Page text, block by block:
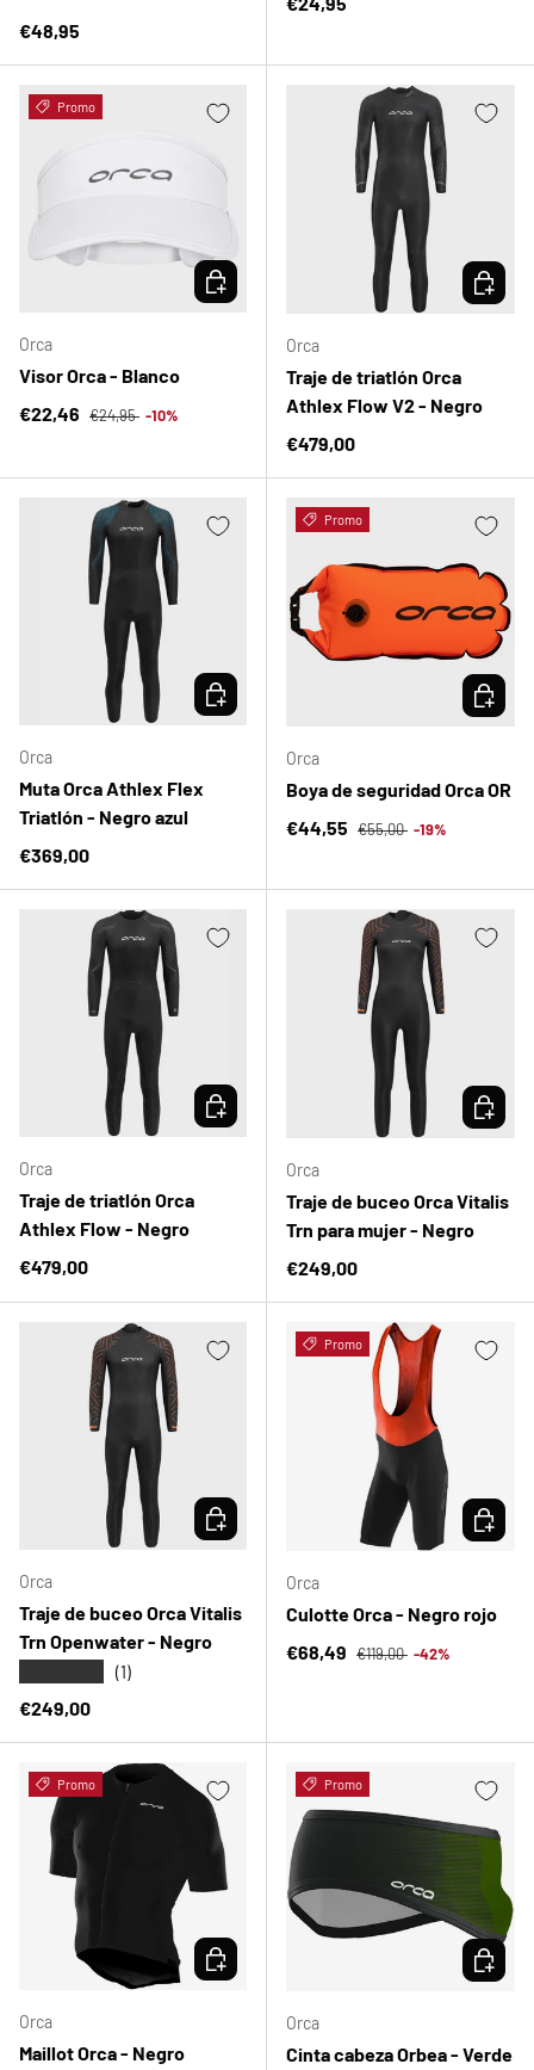
Precio normal
€48,95
Promo
Orca
Visor Orca - Blanco
Precio de venta
€22,46 Precio normal
€24,95 -10%
ELEGIR OPCIONES
Orca
Traje de triatlón Orca
Athlex Flow V2 - Negro
Precio normal
€479,00
ELEGIR
Orca
Muta Orca Athlex Flex
Triatlón - Negro azul
Precio normal
€369,00
ELEGIR OPCIONES
Promo
Orca
Boya de seguridad Orca OR
Precio de venta
€44,55 Precio normal
€55,00 -19%
ELEGIR
Orca
Traje de triatlón Orca
Athlex Flow - Negro
Precio normal
€479,00
ELEGIR OPCIONES
Orca
Traje de buceo Orca Vitalis
Trn para mujer - Negro
Precio normal
€249,00
ELEGIR
Orca
Traje de buceo Orca Vitalis
Trn Openwater - Negro
(1)
Precio normal
€249,00
ELEGIR OPCIONES
Promo
Orca
Culotte Orca - Negro rojo
Precio de venta
€68,49 Precio normal
€119,00 -42%
ELEGIR
Promo
Orca
Maillot Orca - Negro
ELEGIR OPCIONES
Promo
Orca
Cinta cabeza Orbea - Verde
ELEGIR